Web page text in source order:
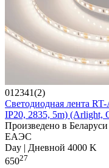
012341(2)
Светодиодная лента
IP20, 2835, 5m) (Arlight,
Произведено в Беларуси
ЕАЭС
Day | Дневной 4000 K
65027